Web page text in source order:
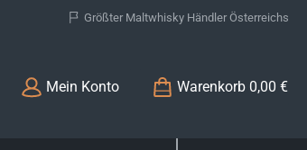
Größter Maltwhisky Händler Österreichs
hast 0 Produkte auf dem Merkzettel
Mein Konto Warenkorb 0,00 €